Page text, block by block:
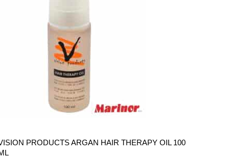
PRODUCTS ARGAN HAIR THERAPY OIL 100